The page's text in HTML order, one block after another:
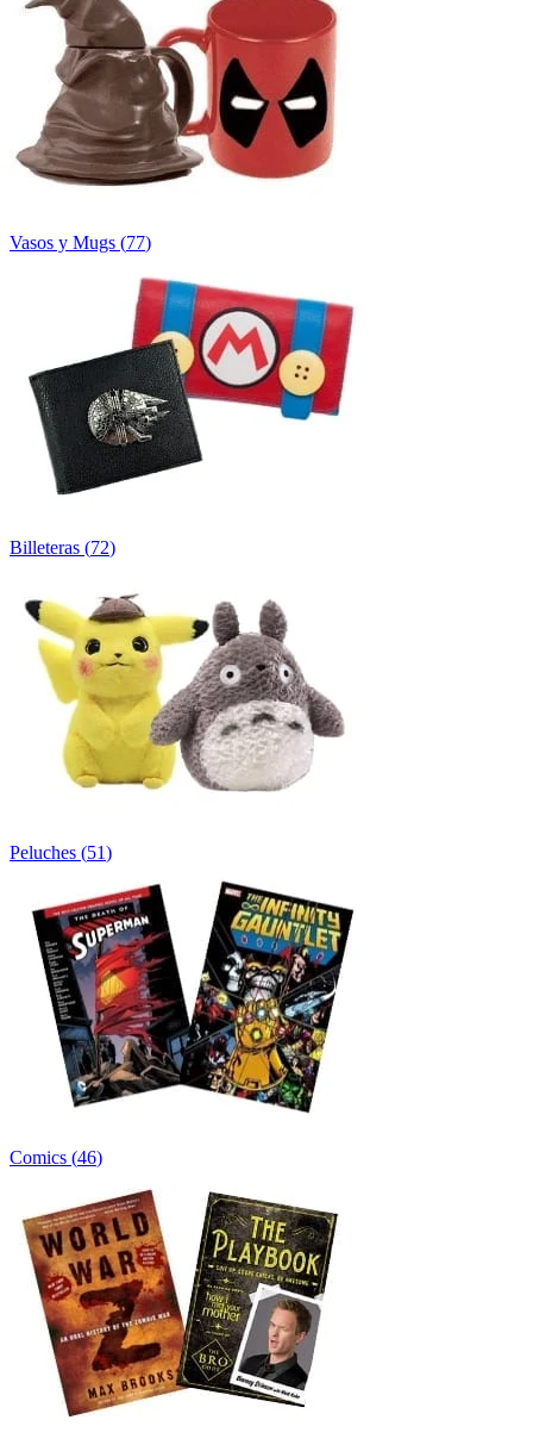
Vasos y Mugs (77)
Billeteras (72)
Peluches (51)
Comics (46)